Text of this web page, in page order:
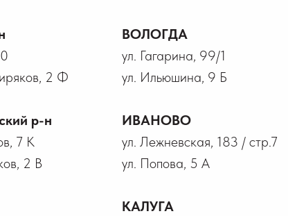
2 Ф
р-н
7 К
2 В
ВОЛОГДА
ул. Гагарина, 99/1
ул. Ильюшина, 9 Б
ИВАНОВО
ул. Лежневская, 183 / стр.7
ул. Попова, 5 А
КАЛУГА